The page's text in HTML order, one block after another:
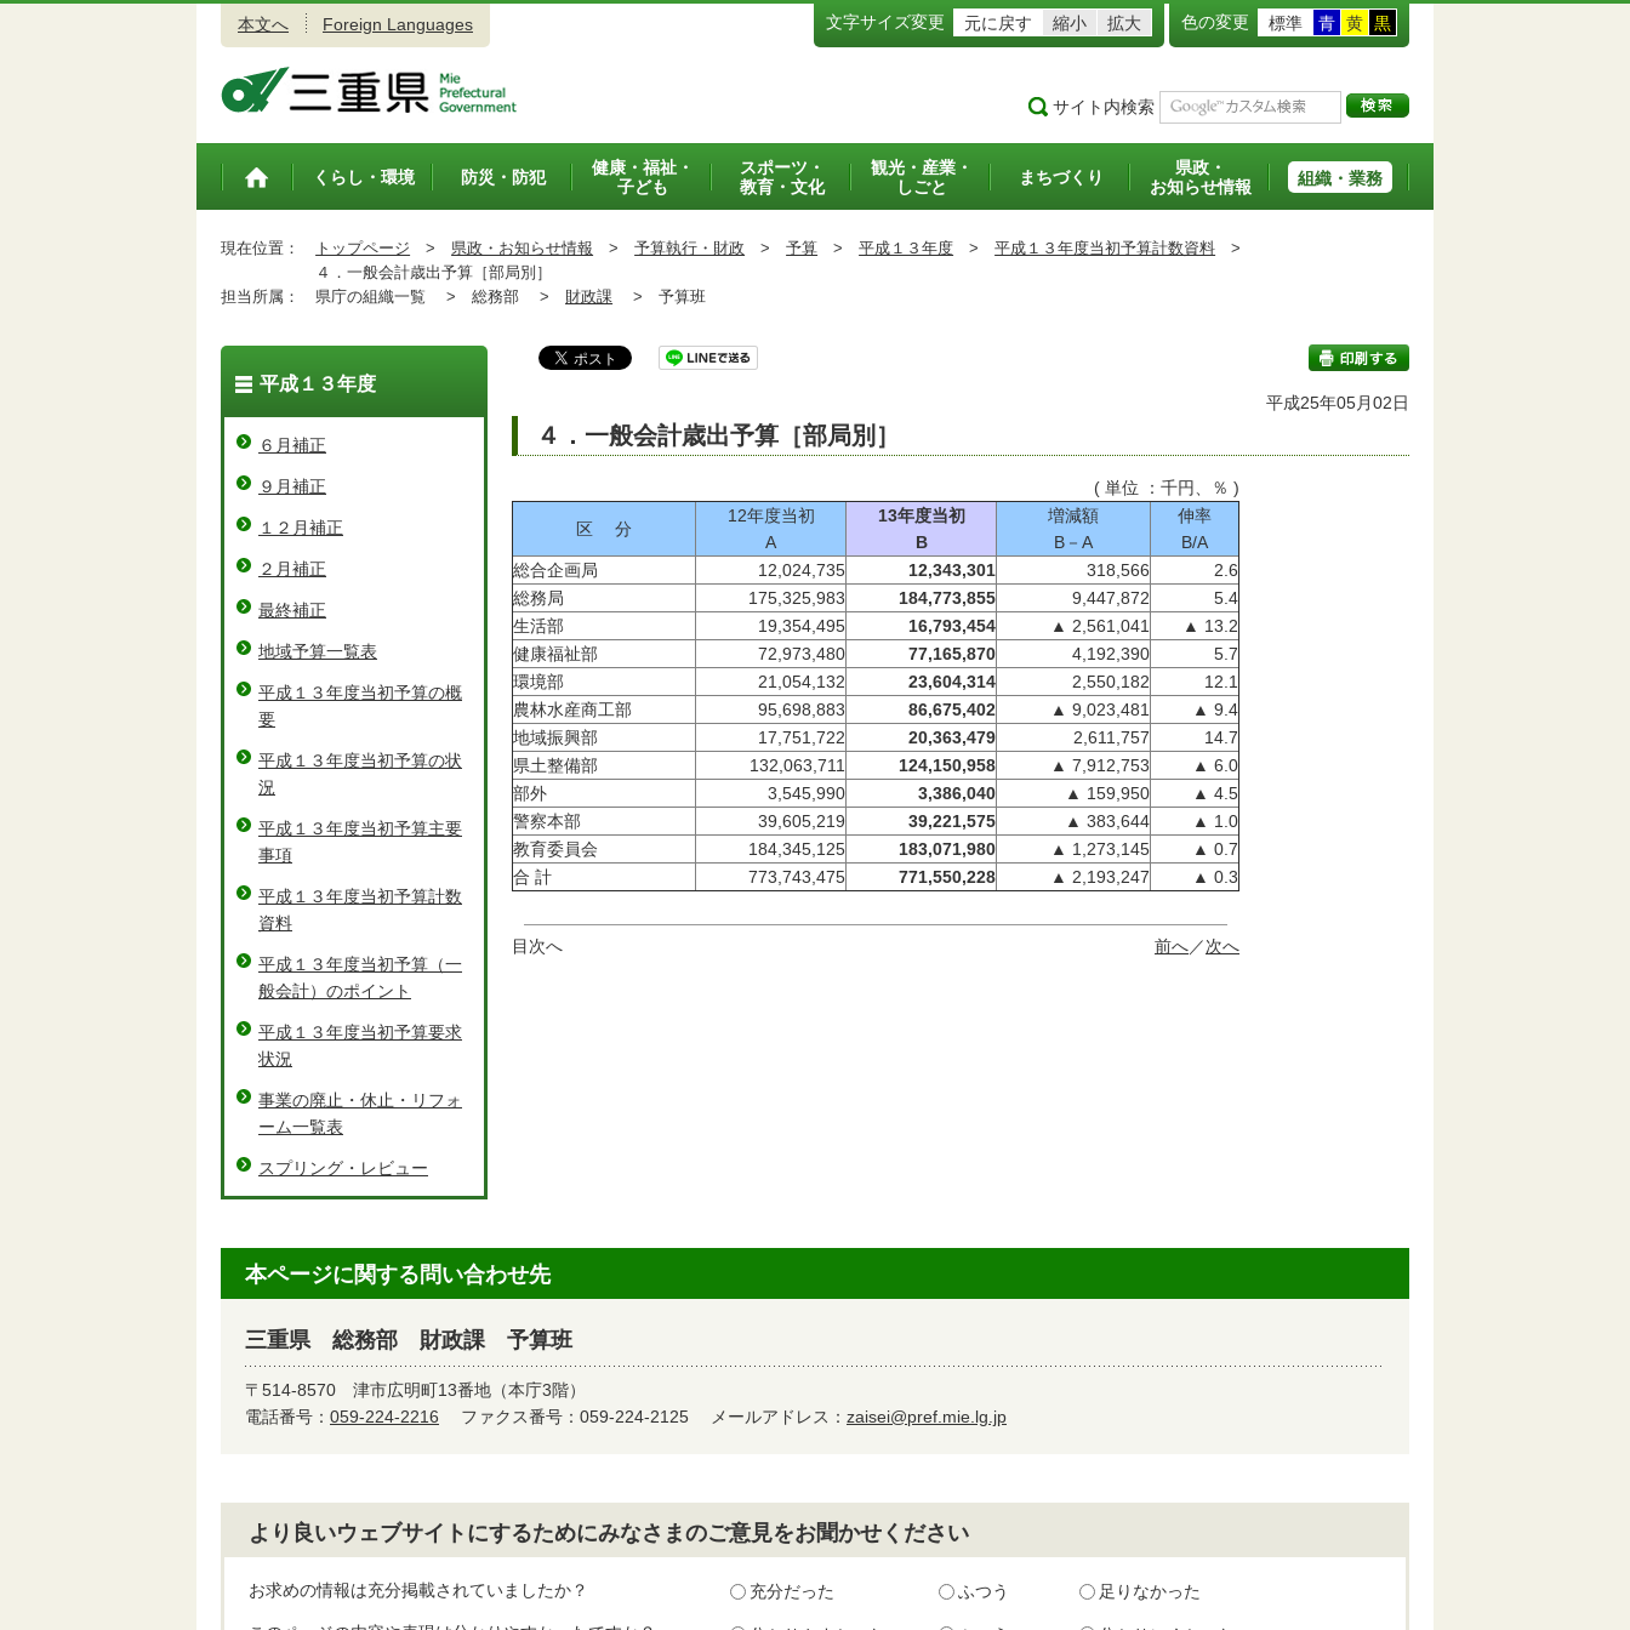
本文へ Foreign Languages 文字サイズ変更 元に戻す 縮小 拡大 色の変更 標準 青 黄 黒
サイト内検索
トップペ
くらし・環境 防災・防犯
健康・福祉・
子ども
スポーツ・
教育・文化
観光・産業・
しごと
まちづくり
県政・
お知らせ情報
組織・業務
現在位置： トップページ > 県政・お知らせ情報 > 予算執行・財政 > 予算 > 平成１３年度 > 平成１３年度当初予算計数資料 >
４．一般会計歳出予算［部局別］
担当所属：
県庁の組織一覧 > 総務部 > 財政課 > 予算班
印刷する
平成25年05月02日
４．一般会計歳出予算［部局別］
( 単位 ：千円、％ )
区 分
12年度当初
A
13年度当初
B
増減額
B－A
伸率
B/A
総合企画局
12,024,735 12,343,301 318,566
2.6
総務局
175,325,983 184,773,855 9,447,872
5.4
生活部
19,354,495 16,793,454 ▲ 2,561,041
▲ 13.2
健康福祉部
72,973,480 77,165,870 4,192,390
5.7
環境部
21,054,132 23,604,314 2,550,182
12.1
農林水産商工部
95,698,883 86,675,402 ▲ 9,023,481
▲ 9.4
地域振興部
17,751,722 20,363,479 2,611,757
14.7
県土整備部
132,063,711 124,150,958 ▲ 7,912,753
▲ 6.0
部外
3,545,990 3,386,040 ▲ 159,950
▲ 4.5
警察本部
39,605,219 39,221,575 ▲ 383,644
▲ 1.0
教育委員会
184,345,125 183,071,980 ▲ 1,273,145
▲ 0.7
合 計
773,743,475 771,550,228 ▲ 2,193,247 ▲ 0.3
目次へ 前へ／次へ
平成１３年度
６月補正
９月補正
１２月補正
２月補正
最終補正
地域予算一覧表
平成１３年度当初予算の概
要
平成１３年度当初予算の状
況
平成１３年度当初予算主要
事項
平成１３年度当初予算計数
資料
平成１３年度当初予算（一
般会計）のポイント
平成１３年度当初予算要求
状況
事業の廃止・休止・リフォ
ーム一覧表
スプリング・レビュー
本ページに関する問い合わせ先
三重県 総務部 財政課 予算班
〒514-8570 津市広明町13番地（本庁3階）
電話番号： 059-224-2216 ファクス番号：059-224-2125 メールアドレス： zaisei@pref.mie.lg.jp
より良いウェブサイトにするためにみなさまのご意見をお聞かせください
お求めの情報は充分掲載されていましたか？ 充分だった ふつう 足りなかった